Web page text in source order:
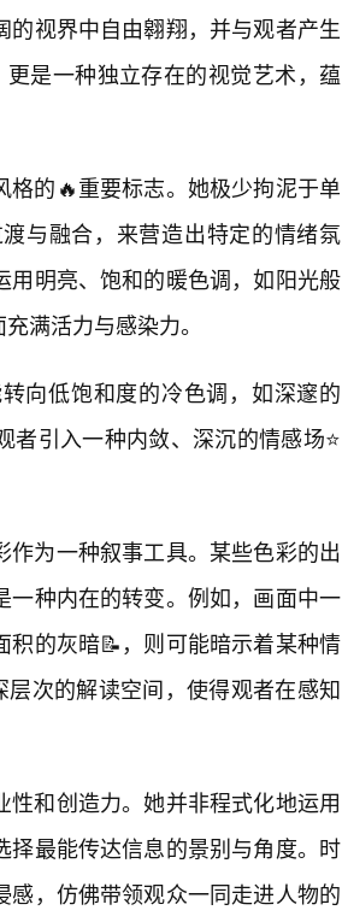
视界中自由翱翔，并与观者产生
是一种独立存在的视觉艺术，蕴
的🔥重要标志。她极少拘泥于单
与融合，来营造出特定的情绪氛
明亮、饱和的暖色调，如阳光般
满活力与感染力。
向低饱和度的冷色调，如深邃的
引入一种内敛、深沉的情感场⭐
为一种叙事工具。某些色彩的出
种内在的转变。例如，画面中一
的灰暗📝，则可能暗示着某种情
次的解读空间，使得观者在感知
和创造力。她并非程式化地运用
最能传达信息的景别与角度。时
，仿佛带领观众一同走进人物的